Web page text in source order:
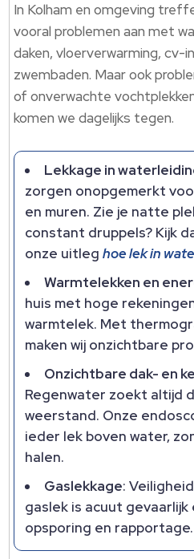
In Kolham en omgeving
vooral problemen aan met
daken, vloerverwarming, cv-
zwembaden. Maar ook
of onverwachte
komen we dagelijks tegen.
Lekkage in
zorgen onopgemerkt
en muren. Zie je natte
constant druppels? Kijk
onze uitleghoe lek in
Warmtelekken en
huis met hoge
warmtelek. Met
maken wij onzichtbare
Onzichtbare dak- en
Regenwater zoekt altijd
weerstand. Onze
ieder lek boven water,
halen.
Gaslekkage:
gaslek is acuut
opsporing en rapportage.